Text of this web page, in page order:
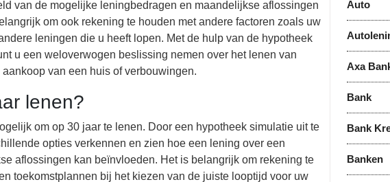
van de mogelijke leningbedragen en maandelijkse aflossingen
om ook rekening te houden met andere factoren zoals uw
leningen die u heeft lopen. Met de hulp van de hypotheek
u een weloverwogen beslissing nemen over het lenen van
van een huis of verbouwingen.
lenen?
om op 30 jaar te lenen. Door een hypotheek simulatie uit te
opties verkennen en zien hoe een lening over een
aflossingen kan beïnvloeden. Het is belangrijk om rekening te
toekomstplannen bij het kiezen van de juiste looptijd voor uw
Auto
Axa
Bank
Bank
Banken